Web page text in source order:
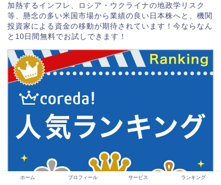
加熱するインフレ、ロシア・ウクライナの地政学リスク
等、懸念の多い米国市場から業績の良い日本株へと、機関
投資家による資金の移動が期待されています！今ならなん
と10日間無料でお試しできます！
ホーム プロフィール サービス ランキング